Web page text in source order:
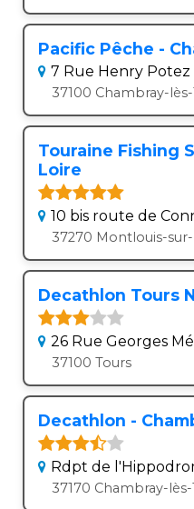
Pacific Pêche -
7 Rue Henry Potez
37100 Chambray-
Touraine Fishing
Loire
10 bis route de
37270 Montlouis-
Decathlon Tours
26 Rue Georges
37100 Tours
Decathlon -
Rdpt de
37170 Chambray-